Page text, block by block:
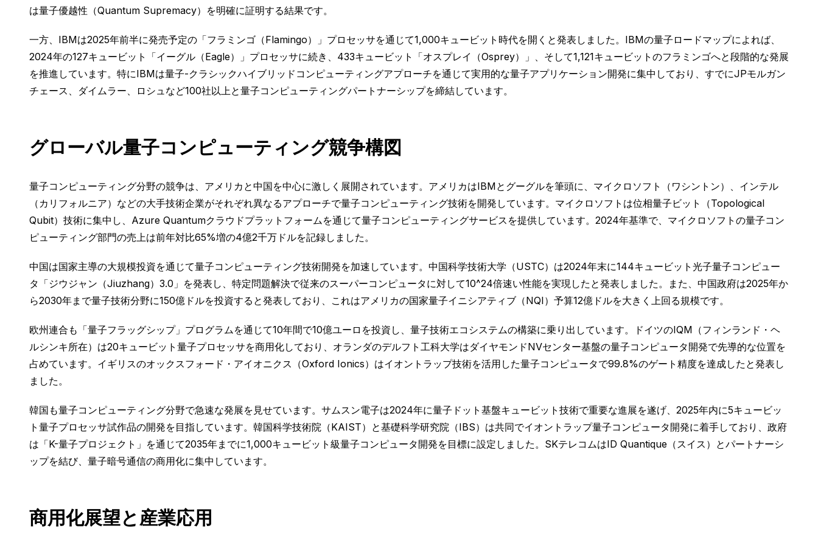
は量子優越性（Quantum Supremacy）を明確に証明する結果です。
一方、IBMは2025年前半に発売予定の「フラミンゴ（Flamingo）」プロセッサを通じて1,000キュービット時代を開くと発表しました。IBMの量子ロードマップによれば、
2024年の127キュービット「イーグル（Eagle）」プロセッサに続き、433キュービット「オスプレイ（Osprey）」、そして1,121キュービットのフラミンゴへと段階的な発展
を推進しています。特にIBMは量子-クラシックハイブリッドコンピューティングアプローチを通じて実用的な量子アプリケーション開発に集中しており、すでにJPモルガン
チェース、ダイムラー、ロシュなど100社以上と量子コンピューティングパートナーシップを締結しています。
グローバル量子コンピューティング競争構図
量子コンピューティング分野の競争は、アメリカと中国を中心に激しく展開されています。アメリカはIBMとグーグルを筆頭に、マイクロソフト（ワシントン）、インテル
（カリフォルニア）などの大手技術企業がそれぞれ異なるアプローチで量子コンピューティング技術を開発しています。マイクロソフトは位相量子ビット（Topological
Qubit）技術に集中し、Azure Quantumクラウドプラットフォームを通じて量子コンピューティングサービスを提供しています。2024年基準で、マイクロソフトの量子コン
ピューティング部門の売上は前年対比65%増の4億2千万ドルを記録しました。
中国は国家主導の大規模投資を通じて量子コンピューティング技術開発を加速しています。中国科学技術大学（USTC）は2024年末に144キュービット光子量子コンピュー
タ「ジウジャン（Jiuzhang）3.0」を発表し、特定問題解決で従来のスーパーコンピュータに対して10^24倍速い性能を実現したと発表しました。また、中国政府は2025年か
ら2030年まで量子技術分野に150億ドルを投資すると発表しており、これはアメリカの国家量子イニシアティブ（NQI）予算12億ドルを大きく上回る規模です。
欧州連合も「量子フラッグシップ」プログラムを通じて10年間で10億ユーロを投資し、量子技術エコシステムの構築に乗り出しています。ドイツのIQM（フィンランド・ヘ
ルシンキ所在）は20キュービット量子プロセッサを商用化しており、オランダのデルフト工科大学はダイヤモンドNVセンター基盤の量子コンピュータ開発で先導的な位置を
占めています。イギリスのオックスフォード・アイオニクス（Oxford Ionics）はイオントラップ技術を活用した量子コンピュータで99.8%のゲート精度を達成したと発表し
ました。
韓国も量子コンピューティング分野で急速な発展を見せています。サムスン電子は2024年に量子ドット基盤キュービット技術で重要な進展を遂げ、2025年内に5キュービッ
ト量子プロセッサ試作品の開発を目指しています。韓国科学技術院（KAIST）と基礎科学研究院（IBS）は共同でイオントラップ量子コンピュータ開発に着手しており、政府
は「K-量子プロジェクト」を通じて2035年までに1,000キュービット級量子コンピュータ開発を目標に設定しました。SKテレコムはID Quantique（スイス）とパートナーシ
ップを結び、量子暗号通信の商用化に集中しています。
商用化展望と産業応用